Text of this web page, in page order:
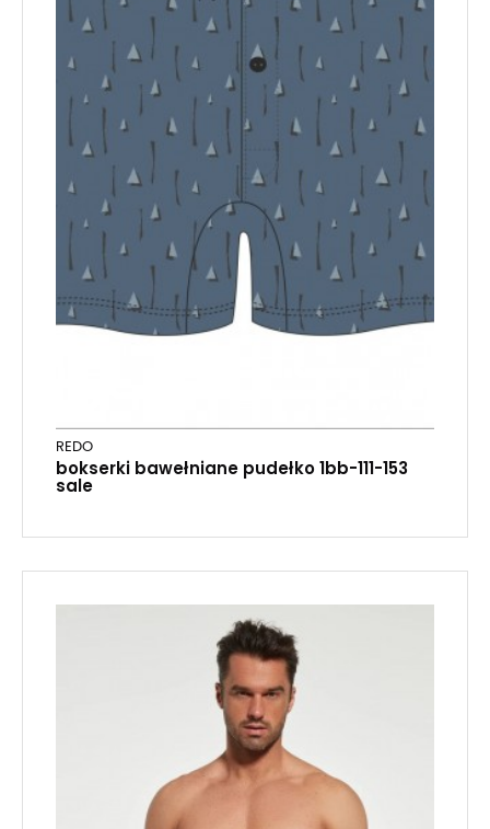
REDO
bokserki bawełniane pudełko 1bb-111-153
sale